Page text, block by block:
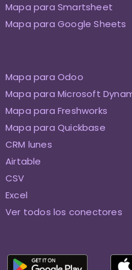
Mapa para Smartsheet
Mapa para Google Sheets
Mapa para Odoo
Mapa para Microsoft
Mapa para Freshworks
Mapa para Quickbase
CRM lunes
Airtable
CSV
Excel
Ver todos los conectores